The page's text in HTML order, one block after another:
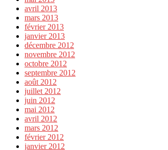
avril 2013
mars 2013
février 2013
janvier 2013
décembre 2012
novembre 2012
octobre 2012
septembre 2012
août 2012
juillet 2012
juin 2012
mai 2012
avril 2012
mars 2012
février 2012
janvier 2012